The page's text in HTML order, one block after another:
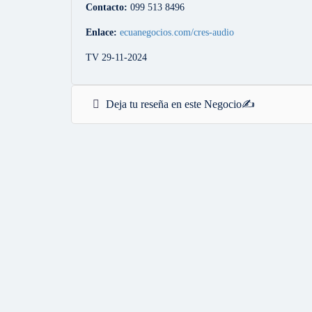
Contacto: 099 513 8496
Enlace: ecuanegocios.com/cres-audio
TV 29-11-2024
Deja tu reseña en este Negocio✍